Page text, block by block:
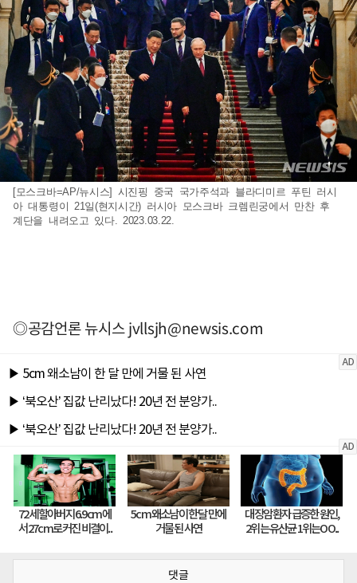
[모스크바=AP/뉴시스] 시진핑 중국 국가주석과 블라디미르 푸틴 러시
아 대통령이 21일(현지시간) 러시아 모스크바 크렘린궁에서 만찬 후
계단을 내려오고 있다. 2023.03.22.
◎공감언론 뉴시스jvllsjh@newsis.com
댓글